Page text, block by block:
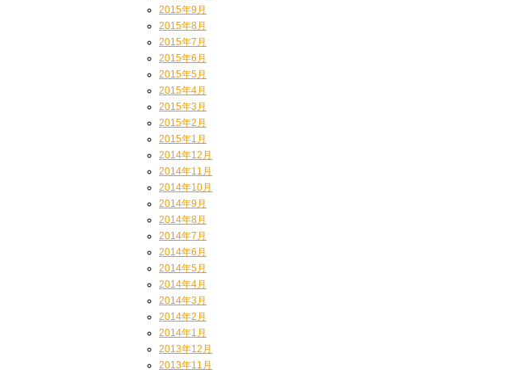
2015年9月
2015年8月
2015年7月
2015年6月
2015年5月
2015年4月
2015年3月
2015年2月
2015年1月
2014年12月
2014年11月
2014年10月
2014年9月
2014年8月
2014年7月
2014年6月
2014年5月
2014年4月
2014年3月
2014年2月
2014年1月
2013年12月
2013年11月